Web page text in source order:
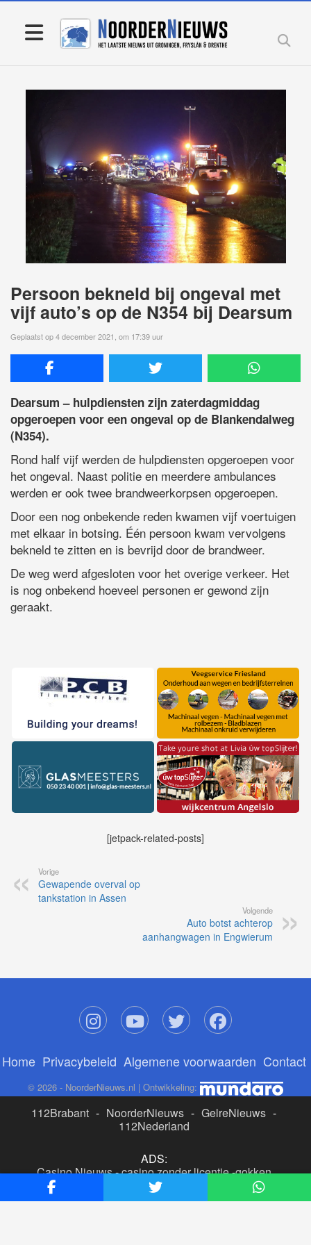
Persoon bekneld bij ongeval met
vijf auto’s op de N354 bij Dearsum
Geplaatst op 4 december 2021, om 17:39 uur
Dearsum – hulpdiensten zijn zaterdagmiddag
opgeroepen voor een ongeval op de Blankendalweg
(N354).
Rond half vijf werden de hulpdiensten opgeroepen voor
het ongeval. Naast politie en meerdere ambulances
werden er ook twee brandweerkorpsen opgeroepen.
Door een nog onbekende reden kwamen vijf voertuigen
met elkaar in botsing. Één persoon kwam vervolgens
bekneld te zitten en is bevrijd door de brandweer.
De weg werd afgesloten voor het overige verkeer. Het
is nog onbekend hoeveel personen er gewond zijn
geraakt.
[jetpack-related-posts]
Vorige
Gewapende overval op
tankstation in Assen
Volgende
Auto botst achterop
aanhangwagen in Engwierum
Home Privacybeleid Algemene voorwaarden Contact
© 2026 - NoorderNieuws.nl | Ontwikkeling:
112Brabant - NoorderNieuws - GelreNieuws -
112Nederland
ADS:
Casino Nieuws-casino zonder licentie-gokken
buitenlandse site
beste online casino nederland